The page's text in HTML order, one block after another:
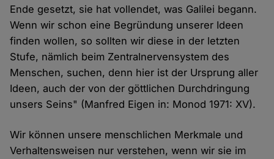
Ende gesetzt, sie hat vollendet, was Galilei begann.
Wenn wir schon eine Begründung unserer Ideen
finden wollen, so sollten wir diese in der letzten
Stufe, nämlich beim Zentralnervensystem des
Menschen, suchen, denn hier ist der Ursprung aller
Ideen, auch der von der göttlichen Durchdringung
unsers Seins" (Manfred Eigen in: Monod 1971: XV).
Wir können unsere menschlichen Merkmale und
Verhaltensweisen nur verstehen, wenn wir sie im